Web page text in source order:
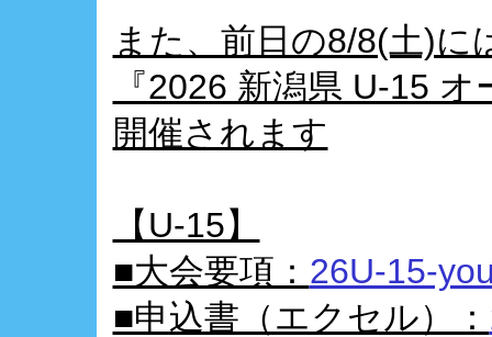
また、前日の8/8(土)に
『2026 新潟県 U-15
開催されます
【U-15】
■大会要項： 26U-15-
■申込書（エクセル）：